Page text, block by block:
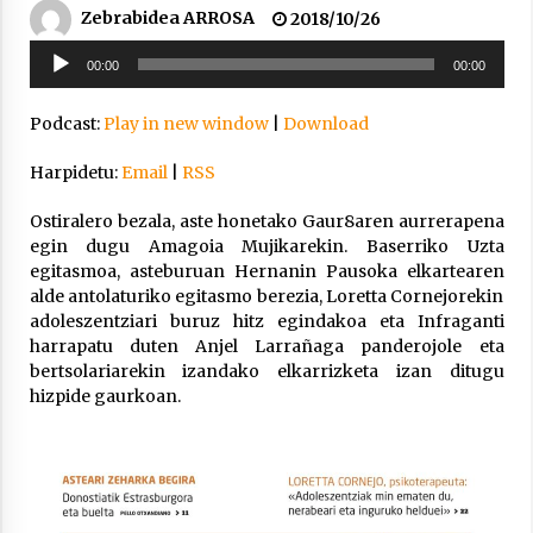
Arrosa sareko IX. topaketak!
2021/10/13
Azaroak 6 Iurretan Arrosa sarearen
2021/10/04
Segura irratian Arrosaren 20 urteez
2021/07/22
Zebrabidea ARROSA
2018/10/26
Soinu
erreproduzigailua
00:00 00:00
Podcast:Play in new window| Download
Harpidetu:Email| RSS
Ostiralero bezala, aste honetako Gaur8aren aurrerapena
egin dugu Amagoia Mujikarekin. Baserriko Uzta
egitasmoa, asteburuan Hernanin Pausoka elkartearen
alde antolaturiko egitasmo berezia, Loretta Cornejorekin
adoleszentziari buruz hitz egindakoa eta Infraganti
harrapatu duten Anjel Larrañaga panderojole eta
bertsolariarekin izandako elkarrizketa izan ditugu
hizpide gaurkoan.